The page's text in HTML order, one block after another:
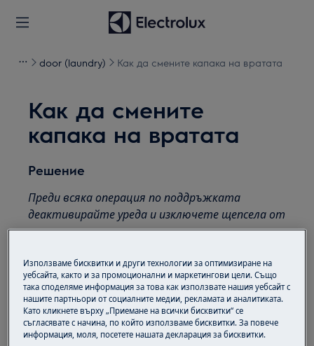
door (laundry) Как да смените капака на вратата
Как да смените
капака на вратата
Решение
Преди всяка операция по поддръжката
деактивирайте уреда и изключете щепсела от
контакта.
Винаги внимавайте при преместване на уреди,
за тежки уреди е необходимо да го преместят
двама души.
Винаги използвайте предпазни ръкавици и
затворени обувки.
Използваме бисквитки и други технологии за оптимизиране на
уебсайта, както и за промоционални и маркетингови цели. Също
така споделяме информация за това как използвате нашия уебсайт с
нашите партньори от социалните медии, рекламата и аналитиката.
Като кликнете върху „Приемане на всички бисквитки“ се
съгласявате с начина, по който използваме бисквитки. За повече
информация, моля, посетете нашата декларация за бисквитки.